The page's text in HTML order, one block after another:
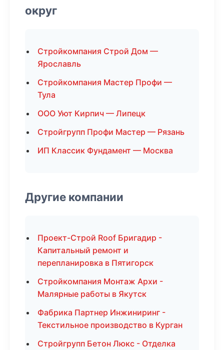
округ
Стройкомпания Строй Дом —
Ярославль
Стройкомпания Мастер Профи —
Тула
ООО Уют Кирпич — Липецк
Стройгрупп Профи Мастер — Рязань
ИП Классик Фундамент — Москва
Другие компании
Проект-Строй Roof Бригадир -
Капитальный ремонт и
перепланировка в Пятигорск
Стройкомпания Монтаж Архи -
Малярные работы в Якутск
Фабрика Партнер Инжиниринг -
Текстильное производство в Курган
Стройгрупп Бетон Люкс - Отделка